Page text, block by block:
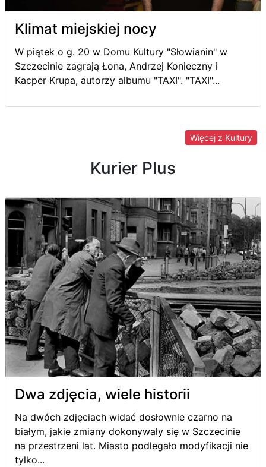
Klimat miejskiej nocy
W piątek o g. 20 w Domu Kultury "Słowianin" w
Szczecinie zagrają Łona, Andrzej Konieczny i
Kacper Krupa, autorzy albumu "TAXI". "TAXI"...
Więcej z Kultury
Kurier Plus
Dwa zdjęcia, wiele historii
Na dwóch zdjęciach widać dosłownie czarno na
białym, jakie zmiany dokonywały się w Szczecinie
na przestrzeni lat. Miasto podlegało modyfikacji nie
tylko...